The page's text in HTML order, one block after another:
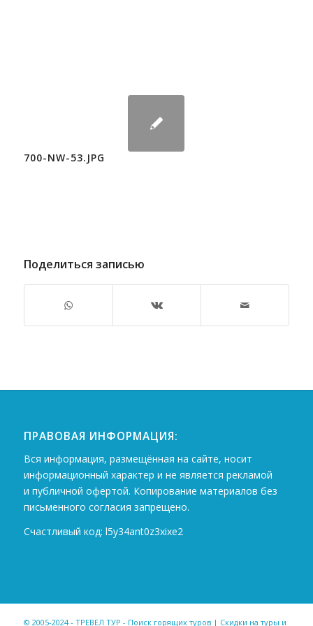
700-NW-53.JPG
Поделиться записью
ПРАВОВАЯ ИНФОРМАЦИЯ:
Вся информация, размещённая на сайте, носит
информационный характер и не является рекламой
и публичной офертой. Копирование материалов без
письменного согласия запрещено.
Счастливый код: l5y34ant0z3xixe2
© 2005-2024 - ТРЕВЕЛ ТУР - Поиск горящих туров | Скидки на туры и